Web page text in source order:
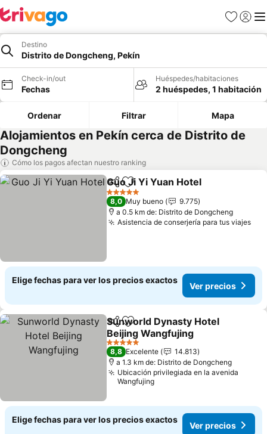
Favoritos
Iniciar
Destino
Distrito de Dongcheng, Pekín
Check-in/out
Fechas
Huéspedes/habitaciones
2 huéspedes, 1 habitación
Ordenar Filtrar Mapa
Alojamientos en Pekín cerca de Distrito de
Dongcheng
Cómo los pagos afectan nuestro ranking
CompartirAgregar a favoritos
Guo Ji Yi Yuan Hotel
5 Estrellas
8,0 Muy bueno
9.775
a 0.5 km de: Distrito de Dongcheng
Asistencia de conserjería para tus viajes
Elige fechas para ver los precios exactos
Ver precios
CompartirAgregar a favoritos
Sunworld Dynasty Hotel
Beijing Wangfujing
Ver precios
5 Estrellas
8,8 Excelente
14.813
a 1.3 km de: Distrito de Dongcheng
Ubicación privilegiada en la avenida
Wangfujing
Elige fechas para ver los precios exactos
Ver precios